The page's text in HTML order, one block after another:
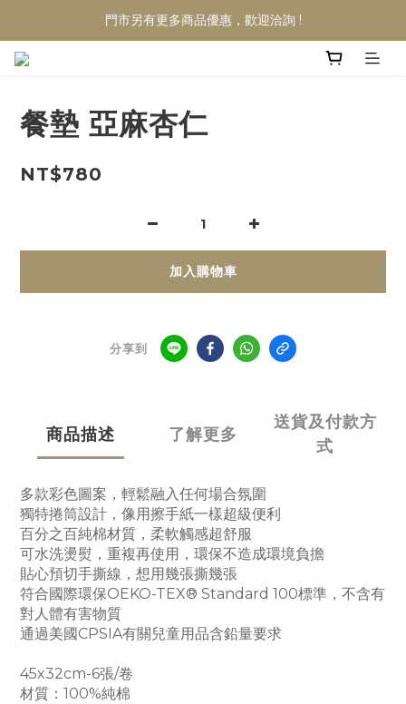
門市另有更多商品優惠，歡迎洽詢 !
餐墊 亞麻杏仁
NT$780
加入購物車
分享到
商品描述 了解更多
送貨及付款方
式
多款彩色圖案，輕鬆融入任何場合氛圍
獨特捲筒設計，像用擦手紙一樣超級便利
百分之百純棉材質，柔軟觸感超舒服
可水洗燙熨，重複再使用，環保不造成環境負擔
貼心預切手撕線，想用幾張撕幾張
符合國際環保OEKO-TEX® Standard 100標準，不含有
對人體有害物質
通過美國CPSIA有關兒童用品含鉛量要求
45x32cm-6張/卷
材質：100%純棉